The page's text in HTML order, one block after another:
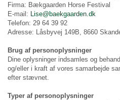
Firma: Bækgaarden Horse Festival
E-mail: Lise@baekgaarden.dk
Telefon: 29 64 39 92
Adresse: Låsbyvej 149B, 8660
Brug af personoplysninger
Dine oplysninger indsamles og
og/eller i kraft af vores samarbejde
efter stævnet.
Typer af personoplysninger